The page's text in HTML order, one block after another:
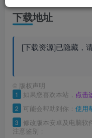
下载地址
[下载资源]已隐藏，
© 版权声明
1 如果您喜欢本站， 点击
2 可能会帮助到你： 使用
3 修改版本安卓及电脑软
注意鉴别；